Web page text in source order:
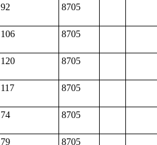
92 8705
106 8705
120 8705
117 8705
74 8705
79 8705